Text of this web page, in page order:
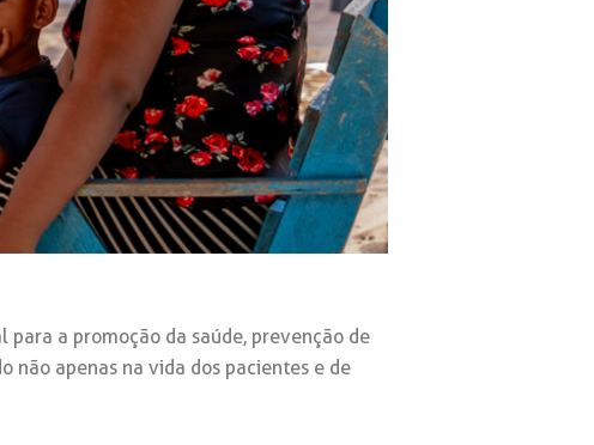
a promoção da saúde, prevenção de
não apenas na vida dos pacientes e de